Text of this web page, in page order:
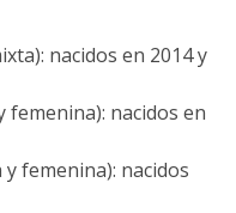
nacidos en 2014 y
femenina): nacidos en
femenina): nacidos